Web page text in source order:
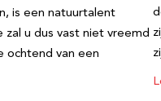
is een natuurtalent
u dus vast niet vreemd
ochtend van een